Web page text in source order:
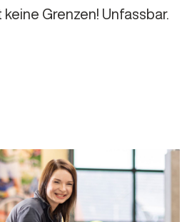
Grenzen! Unfassbar.